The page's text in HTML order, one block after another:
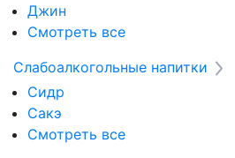
Джин
Смотреть все
Слабоалкогольные напитки
Сидр
Сакэ
Смотреть все